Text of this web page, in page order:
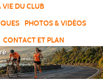
VIE DU CLUB
PHOTOS & VIDÉOS
CONTACT ET PLAN